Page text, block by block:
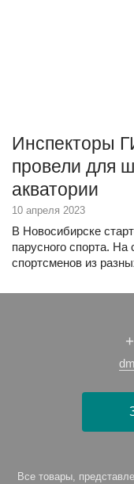
Инспекторы
провели для
акватории
10 апреля 2023
В Новосибирске
парусного спорта.
спортсменов из
том числе, и юные
Все товары,